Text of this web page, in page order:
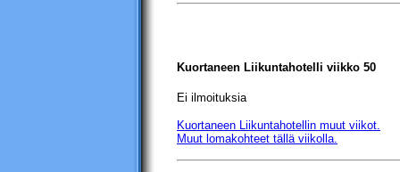
Kuortaneen Liikuntahotelli viikko 50
Ei ilmoituksia
Kuortaneen Liikuntahotellin muut viikot.
Muut lomakohteet tällä viikolla.